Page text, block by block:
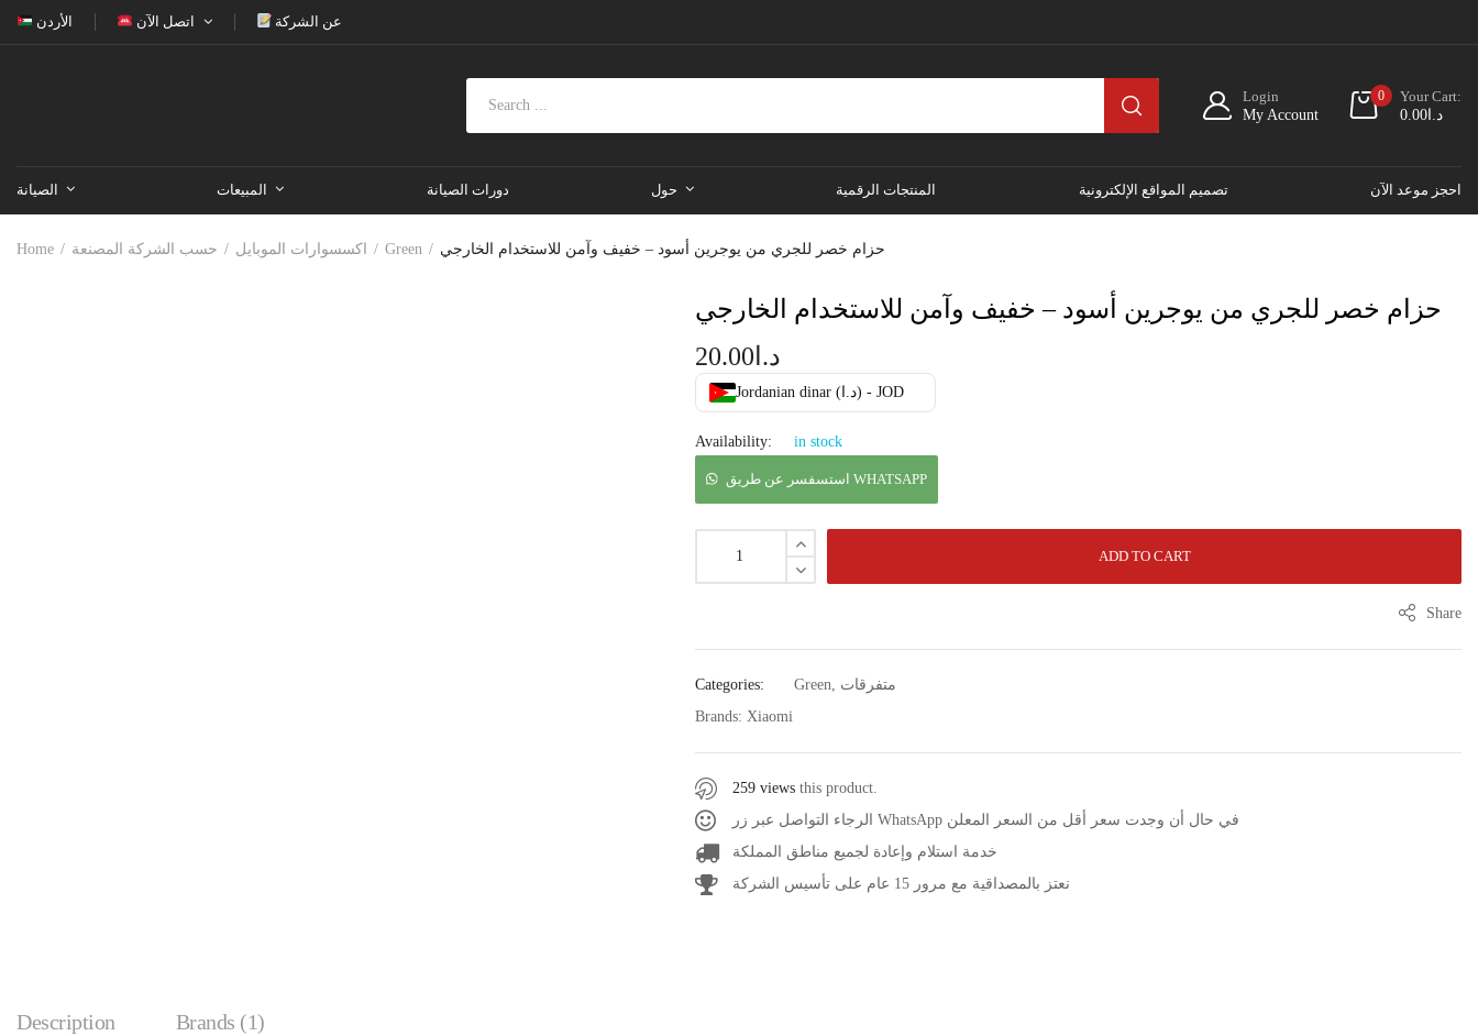
الأردن اتصل الآن عن الشركة
Login
My Account
0
Your Cart:
د.ا 0.00
الصيانة المبيعات دورات الصيانة حول المنتجات الرقمية تصميم المواقع الإلكترونية احجز موعد الآن
Home اكسسوارات الموبايل حسب الشركة المصنعة Green حزام خصر للجري من يوجرين أسود – خفيف وآمن للاستخدام الخارجي
حزام خصر للجري من يوجرين أسود – خفيف وآمن للاستخدام الخارجي
د.ا 20.00
Jordanian dinar (د.ا) - JOD
Availability: in stock
استسفسر عن طريق WHATSAPP
ADD TO CART
Share
Categories: Green, متفرقات
Brands:Xiaomi
259 viewsthis product.
الرجاء التواصل عبر زر WhatsApp في حال أن وجدت سعر أقل من السعر المعلن
خدمة استلام وإعادة لجميع مناطق المملكة
نعتز بالمصداقية مع مرور 15 عام على تأسيس الشركة
Description Brands (1)